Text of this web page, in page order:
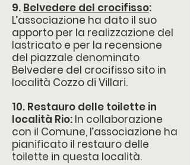
9. Belvedere del crocifisso:
L’associazione ha dato il suo
apporto per la realizzazione del
lastricato e per la recensione
del piazzale denominato
Belvedere del crocifisso sito in
località Cozzo di Villari.
10. Restauro delle toilette in
località Rio: In collaborazione
con il Comune, l’associazione ha
pianificato il restauro delle
toilette in questa località.